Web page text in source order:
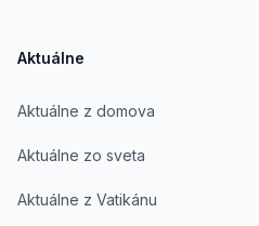
Aktuálne
Aktuálne z domova
Aktuálne zo sveta
Aktuálne z Vatikánu